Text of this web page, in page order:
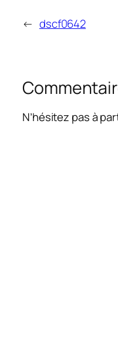
← dscf0642
N’hésitez pas à